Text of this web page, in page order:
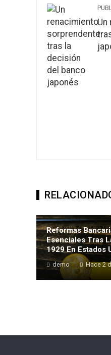
Un
Reformas
Esenciales Tras
1929 En Estados
demo Hace 2